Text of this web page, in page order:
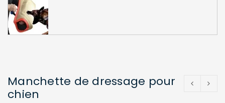
Manchette de dressage pour
chien